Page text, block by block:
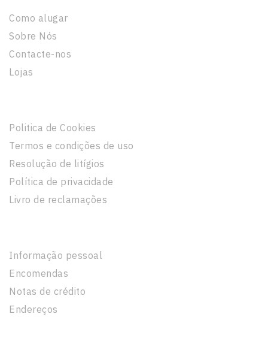
Como alugar
Sobre Nós
Contacte-nos
Lojas
Politica de Cookies
Termos e condições de uso
Resolução de litígios
Política de privacidade
Livro de reclamações
Informação pessoal
Encomendas
Notas de crédito
Endereços